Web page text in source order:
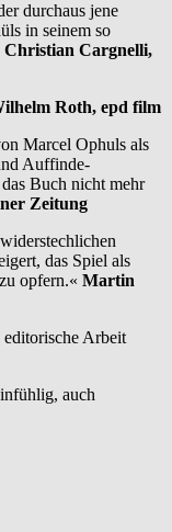
durchaus jene
in seinem so
Christian Cargnelli,
Roth, epd film
Marcel Ophuls als
Auffinde-
Buch nicht mehr
Zeitung
das Spiel als
opfern.« Martin
editorische Arbeit
auch